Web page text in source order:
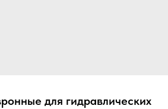
для гидравлических